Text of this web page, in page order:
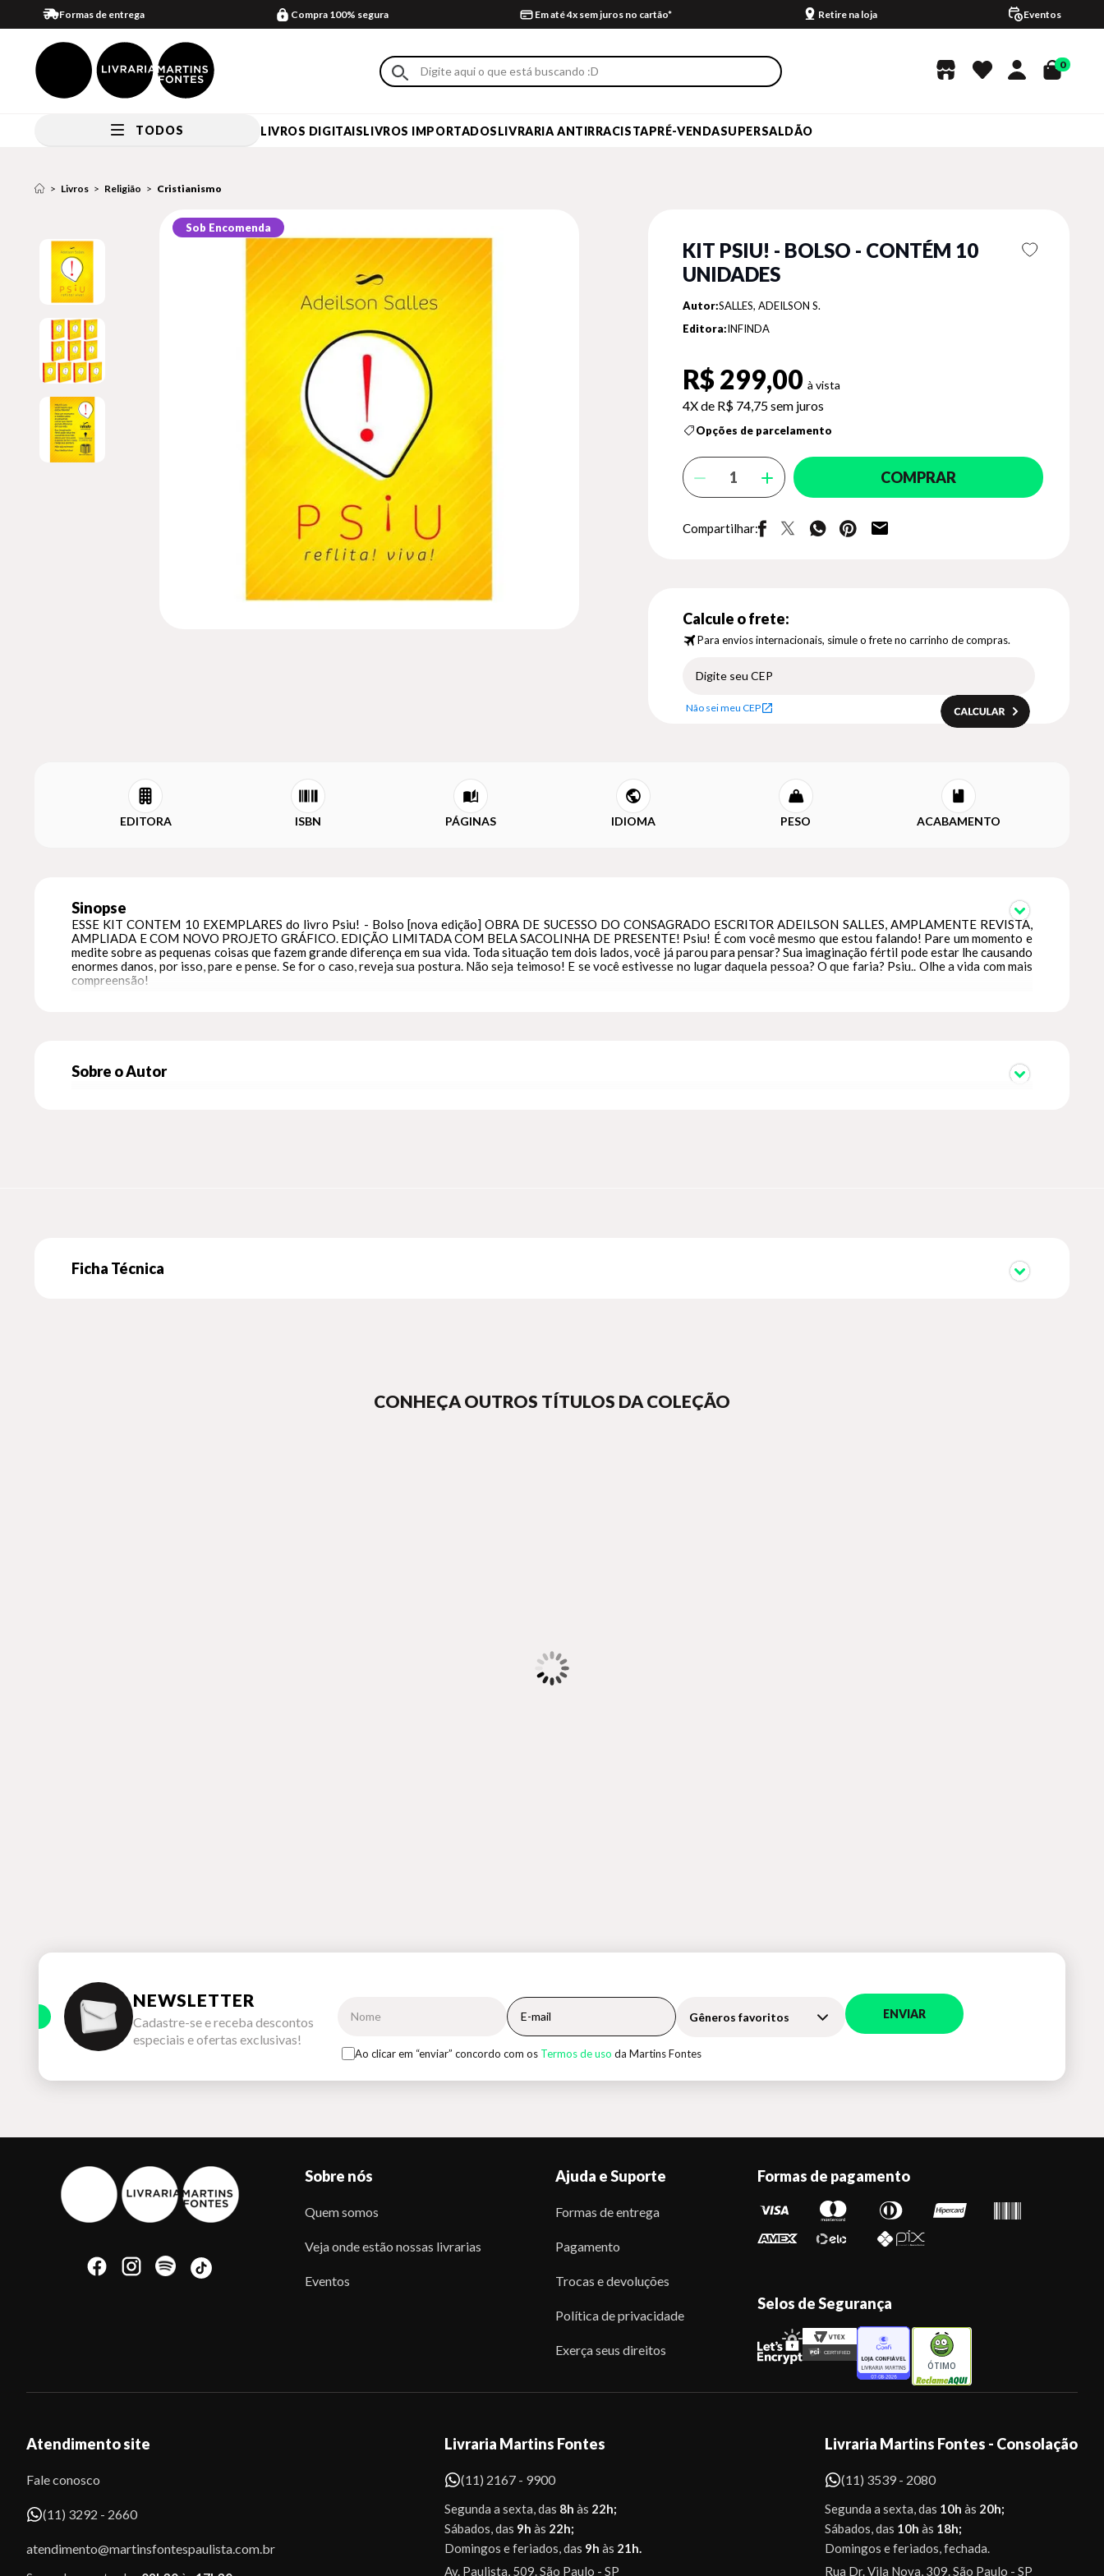
Formas de entrega Compra 100% segura Em até 4x sem juros no cartão* Retire na loja Eventos
0
TODOS LIVROS DIGITAISLIVROS IMPORTADOSLIVRARIA ANTIRRACISTAPRÉ-VENDASUPERSALDÃO
Livros Religião Cristianismo
Sob Encomenda
KIT PSIU! - BOLSO - CONTÉM 10
UNIDADES
Autor:SALLES, ADEILSON S.
Editora:INFINDA
R$ 299,00
4X de R$ 74,75sem juros
Opções de parcelamento
COMPRAR
Compartilhar:
Calcule o frete:
Para envios internacionais, simule o frete no carrinho de compras.
Não sei meu CEP
EDITORA ISBN PÁGINAS IDIOMA PESO ACABAMENTO
Sinopse
ESSE KIT CONTEM 10 EXEMPLARES do livro Psiu! - Bolso [nova edição] OBRA DE SUCESSO DO CONSAGRADO ESCRITOR ADEILSON SALLES, AMPLAMENTE REVISTA,
AMPLIADA E COM NOVO PROJETO GRÁFICO. EDIÇÃO LIMITADA COM BELA SACOLINHA DE PRESENTE! Psiu! É com você mesmo que estou falando! Pare um momento e
medite sobre as pequenas coisas que fazem grande diferença em sua vida. Toda situação tem dois lados, você já parou para pensar? Sua imaginação fértil pode estar lhe causando
enormes danos, por isso, pare e pense. Se for o caso, reveja sua postura. Não seja teimoso! E se você estivesse no lugar daquela pessoa? O que faria? Psiu.. Olhe a vida com mais
compreensão!
Sobre o Autor
Ficha Técnica
CONHEÇA OUTROS TÍTULOS DA COLEÇÃO
NEWSLETTER
Cadastre-se e receba descontos
especiais e ofertas exclusivas!
Gêneros favoritos ENVIAR
Ao clicar em “enviar” concordo com os Termos de uso da Martins Fontes
Sobre nós
Quem somos
Veja onde estão nossas livrarias
Eventos
Ajuda e Suporte
Formas de entrega
Pagamento
Trocas e devoluções
Política de privacidade
Exerça seus direitos
Formas de pagamento
Selos de Segurança
ÓTIMO
Atendimento site
Fale conosco
(11) 3292 - 2660
atendimento@martinsfontespaulista.com.br
Livraria Martins Fontes
(11) 2167 - 9900
Segunda a sexta, das 8h às 22h;
Sábados, das 9h às 22h;
Domingos e feriados, das 9h às 21h.
Av. Paulista, 509. São Paulo - SP
Livraria Martins Fontes - Consolação
(11) 3539 - 2080
Segunda a sexta, das 10h às 20h;
Sábados, das 10h às 18h;
Domingos e feriados, fechada.
Rua Dr. Vila Nova, 309. São Paulo - SP